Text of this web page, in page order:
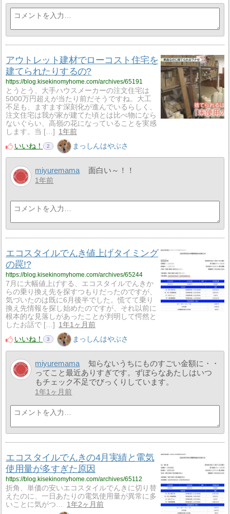
アウトレット建材でローコスト住宅を
建てられたりするの?
https://blog.kisekinomyhome.com/archives/65191
とうとう、大手ハウスメーカーの注文住宅は
5000万円超えが当たり前だそうですね。大工
不足も、ますます深刻化が進んでいるらしく、
注文住宅は我が家が建てた頃とは比べ物になら
ないぐらい、高嶺の花になっていることを実感
します。当 […]
1年前
いいね！
2 まっしんはやぶさ
miyuremama 面白い～！！
1年前
エコスタイルでんき値上げタイミング
の罠!?
https://blog.kisekinomyhome.com/archives/65244
7月に大幅値上げする、エコスタイルでんきか
らの乗り換え先を探すつもりだったのですが、
気づいたのは既に6月後半でした。慌てて乗り
換え先情報を探し始めたのですが、それ以前に
根本的な見落しがあったことが判明して愕然と
したお話で […]
1年1ヶ月前
いいね！
3 まっしんはやぶさ
miyuremama
知らないうちにものすごい金額に・・
ってこと最近ありすぎです。ずぼらなあたしはいつ
もチェック不足でびっくりしています。
1年1ヶ月前
エコスタイルでんきの4月実績と電気
使用量が多すぎた原因
https://blog.kisekinomyhome.com/archives/65112
折角、単価の安いエコスタイルでんきに切り替
えたのに、一日あたりの電気使用量が異常に多
いことに気がつ…
1年2ヶ月前